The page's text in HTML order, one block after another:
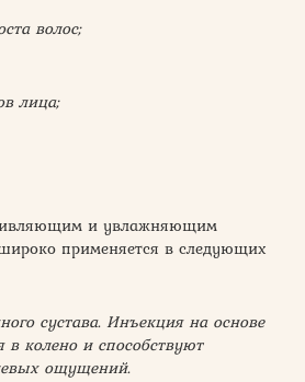
волос;
лица;
и увлажняющим
применяется в следующих
сустава. Инъекция на основе
в колено и способствуют
ощущений.